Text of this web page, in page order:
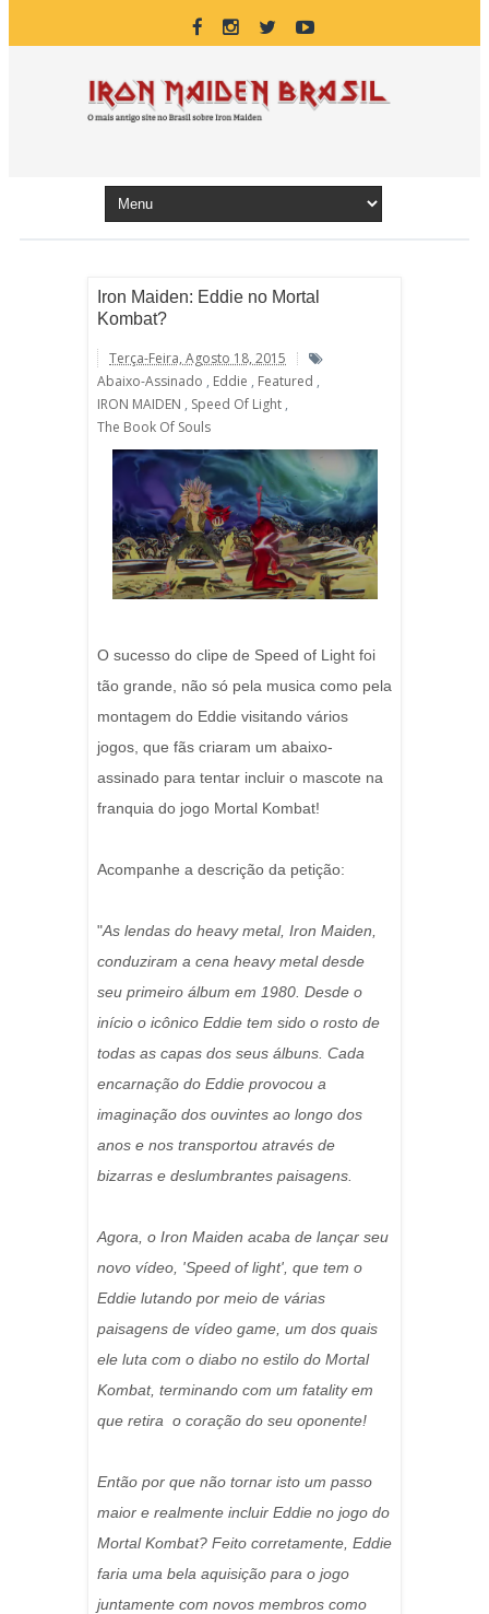
Iron Maiden: Eddie no Mortal
Kombat?
Terça-Feira, Agosto 18, 2015
Abaixo-Assinado , Eddie , Featured ,
IRON MAIDEN , Speed Of Light ,
The Book Of Souls
O sucesso do clipe de Speed of Light foi
tão grande, não só pela musica como pela
montagem do Eddie visitando vários
jogos, que fãs criaram um abaixo-
assinado para tentar incluir o mascote na
franquia do jogo Mortal Kombat!
Acompanhe a descrição da petição:
"As lendas do heavy metal, Iron Maiden,
conduziram a cena heavy metal desde
seu primeiro álbum em 1980. Desde o
início o icônico Eddie tem sido o rosto de
todas as capas dos seus álbuns. Cada
encarnação do Eddie provocou a
imaginação dos ouvintes ao longo dos
anos e nos transportou através de
bizarras e deslumbrantes paisagens.
Agora, o Iron Maiden acaba de lançar seu
novo vídeo, 'Speed of light', que tem o
Eddie lutando por meio de várias
paisagens de vídeo game, um dos quais
ele luta com o diabo no estilo do Mortal
Kombat, terminando com um fatality em
que retira o coração do seu oponente!
Então por que não tornar isto um passo
maior e realmente incluir Eddie no jogo do
Mortal Kombat? Feito corretamente, Eddie
faria uma bela aquisição para o jogo
juntamente com novos membros como